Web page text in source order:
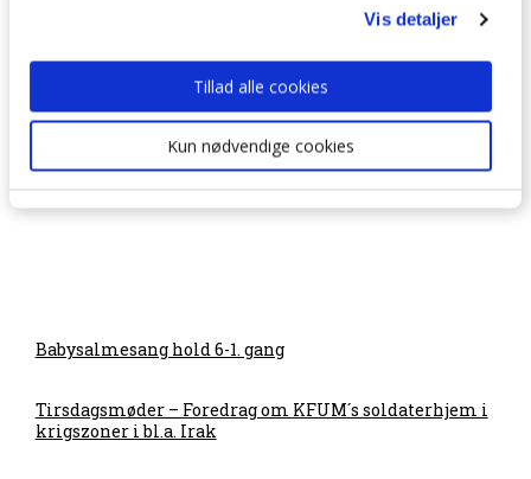
Vis detaljer
Tillad alle cookies
Kun nødvendige cookies
Sorggruppen “Mod på livet” – Nyt hold efter
Babysalmesang hold 6-1. gang
Tirsdagsmøder – Foredrag om KFUM´s soldaterhjem i
krigszoner i bl.a. Irak